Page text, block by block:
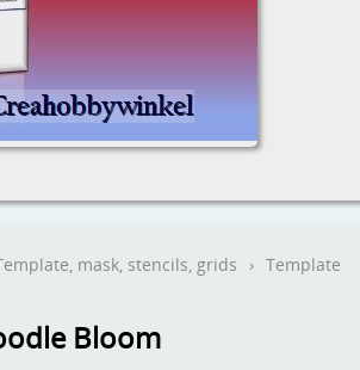
mask, stencils, grids › Template
Bloom